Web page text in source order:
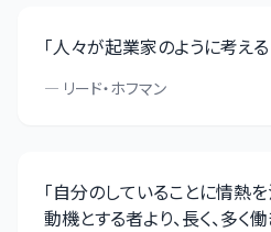
「人々が起業家のように考える
— リード・ホフマン
「自分のしていることに情熱
動機とする者より、長く、多く